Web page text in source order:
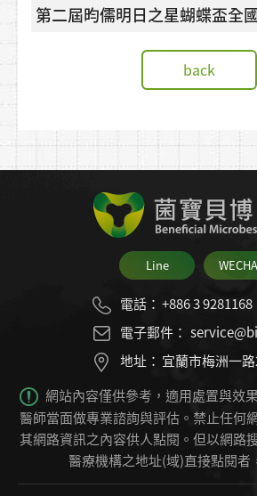
第二屆昀儒明日之星蝴蝶盃全
back
Line
電話： +886 3 9281168
電子郵件：
地址： 宜蘭市梅洲一
網站內容僅供參考，適用處置與效
醫師當面做專業諮詢與評估。禁止任何
其網路資訊之內容供人點閱。 但以網路
醫療機構之地址(域)直接點閱者